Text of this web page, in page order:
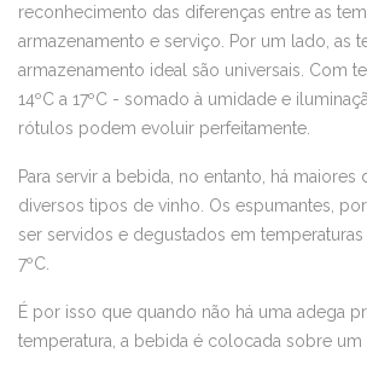
reconhecimento das diferenças entre as
armazenamento e serviço. Por um lado, as
armazenamento ideal são universais. Com
14ºC a 17ºC - somado à umidade e
rótulos podem evoluir perfeitamente.
Para servir a bebida, no entanto, há maiores
diversos tipos de vinho. Os espumantes,
ser servidos e degustados em
7ºC.
É por isso que quando não há uma adega
temperatura, a bebida é colocada sobre um